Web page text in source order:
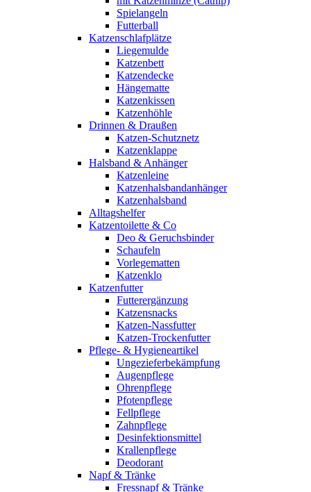
Spielangeln
Futterball
Katzenschlafplätze
Liegemulde
Katzenbett
Katzendecke
Hängematte
Katzenkissen
Katzenhöhle
Drinnen & Draußen
Katzen-Schutznetz
Katzenklappe
Halsband & Anhänger
Katzenleine
Katzenhalsbandanhänger
Katzenhalsband
Alltagshelfer
Katzentoilette & Co
Deo & Geruchsbinder
Schaufeln
Vorlegematten
Katzenklo
Katzenfutter
Futterergänzung
Katzensnacks
Katzen-Nassfutter
Katzen-Trockenfutter
Pflege- & Hygieneartikel
Ungezieferbekämpfung
Augenpflege
Ohrenpflege
Pfotenpflege
Fellpflege
Zahnpflege
Desinfektionsmittel
Krallenpflege
Deodorant
Napf & Tränke
Fressnapf & Tränke